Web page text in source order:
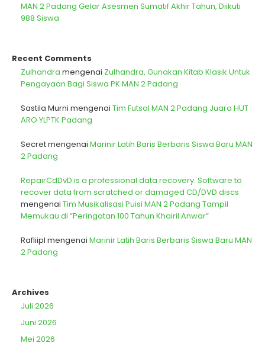
MAN 2 Padang Gelar Asesmen Sumatif Akhir Tahun, Diikuti
988 Siswa
Recent Comments
Zulhandra mengenai Zulhandra, Gunakan Kitab Klasik Untuk
Pengayaan Bagi Siswa PK MAN 2 Padang
Sastila Murni mengenai Tim Futsal MAN 2 Padang Juara HUT
ARO YLPTK Padang
Secretmengenai Marinir Latih Baris Berbaris Siswa Baru MAN
2 Padang
RepairCdDvD is a professional data recovery. Software to
recover data from scratched or damaged CD/DVD discs
mengenai Tim Musikalisasi Puisi MAN 2 Padang Tampil
Memukau di “Peringatan 100 Tahun Khairil Anwar”
Rafliipl mengenai Marinir Latih Baris Berbaris Siswa Baru MAN
2 Padang
Archives
Juli 2026
Juni 2026
Mei 2026